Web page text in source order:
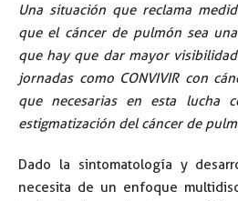
Una situación que reclama
que el cáncer de pulmón sea
que hay que dar mayor
jornadas como CONVIVIR con
que necesarias en esta lucha
estigmatización del cáncer de
Dado la sintomatología y
necesita de un enfoque